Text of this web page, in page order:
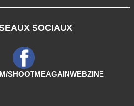
SOCIAUX
SHOOTMEAGAINWEBZINE